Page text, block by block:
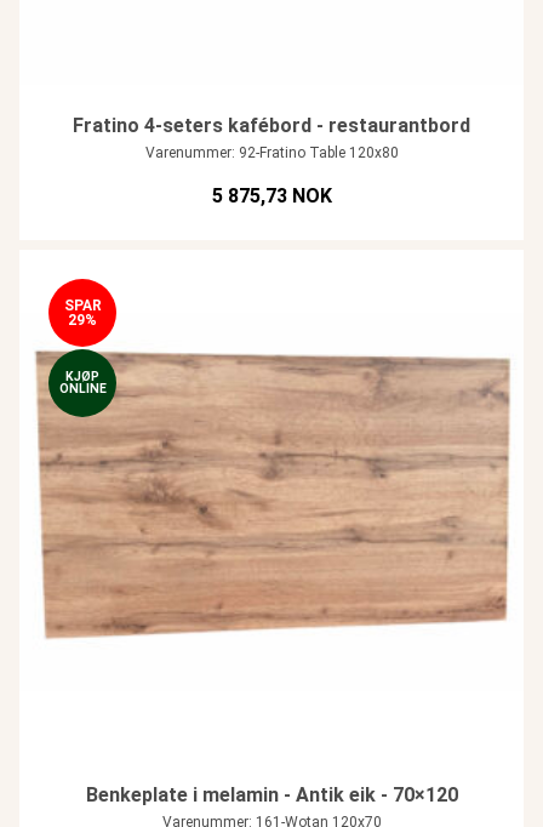
Fratino 4-seters kafébord - restaurantbord
Varenummer: 92-Fratino Table 120x80
5 875,73 NOK
SPAR
29%
KJØP
ONLINE
Benkeplate i melamin - Antik eik - 70×120
Varenummer: 161-Wotan 120x70